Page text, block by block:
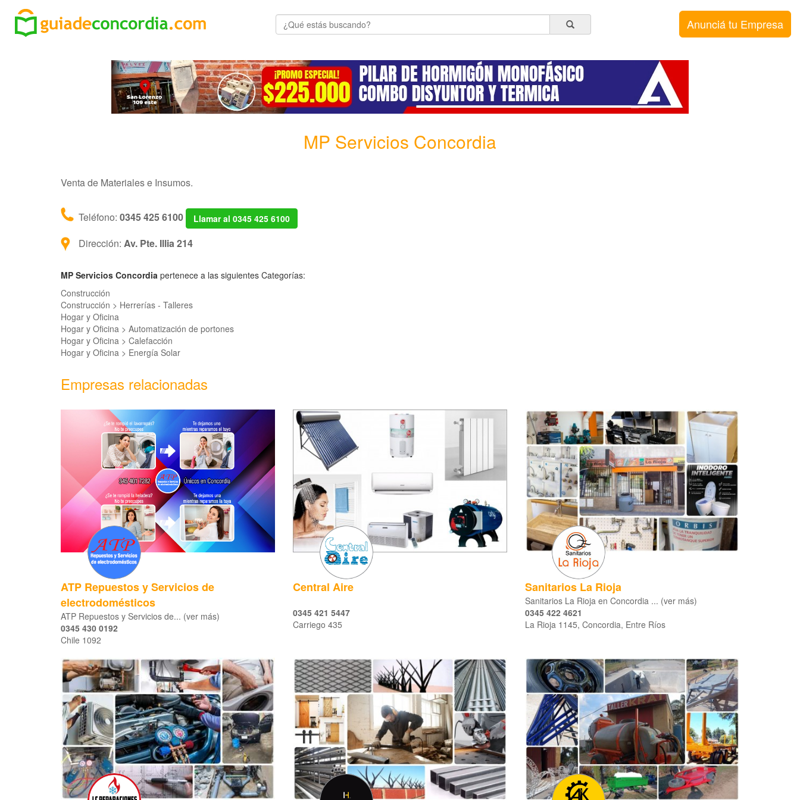
Anunciá tu Empresa
MP Servicios Concordia
Venta de Materiales e Insumos.
Teléfono: 0345 425 6100 Llamar al 0345 425 6100
Dirección: Av. Pte. Illia 214
MP Servicios Concordia pertenece a las siguientes Categorías:
Construcción
Construcción > Herrerías - Talleres
Hogar y Oficina
Hogar y Oficina > Automatización de portones
Hogar y Oficina > Calefacción
Hogar y Oficina > Energía Solar
Empresas relacionadas
ATP Repuestos y Servicios de
electrodomésticos
ATP Repuestos y Servicios de... (ver más)
0345 430 0192
Chile 1092
Central Aire
0345 421 5447
Carriego 435
Sanitarios La Rioja
Sanitarios La Rioja en Concordia ... (ver más)
0345 422 4621
La Rioja 1145, Concordia, Entre Ríos